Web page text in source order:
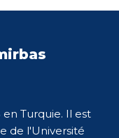
Turquie. Il est
de l'Université